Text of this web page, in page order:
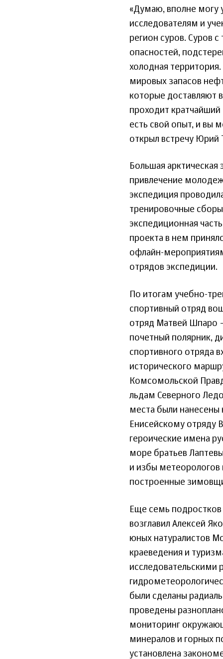
«Думаю, вполне могу
исследователям и
регион суров. Суров
опасностей,
холодная
мировых запасов
которые доставляют
проходит
есть свой опыт, и вы
открыл встречу Юрий
Большая
привлечение
экспедиция
тренировочные
экспедиционная
проекта в нем
офлайн-
отрядов экспедиции.
По итогам учебно-
спортивный отряд
отряд Матвей Шпаро
почетный полярник,
спортивного отряда
исторического
Комсомольской
льдам Северного
места были нанесены
Енисейскому отряду
героические имена
море братьев
и избы метеорологов
построенные
Еще семь подростков
возглавил Алексей
юных натуралистов
краеведения и
исследовательскими
были сделаны
проведены
мониторинг
минералов и горных
установлена